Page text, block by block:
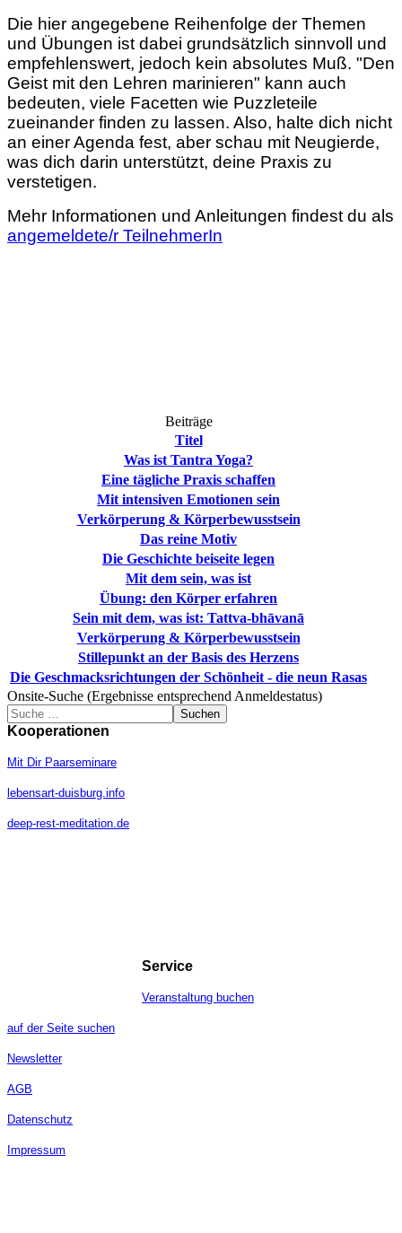
Die hier angegebene Reihenfolge der Themen
und Übungen ist dabei grundsätzlich sinnvoll und
empfehlenswert, jedoch kein absolutes Muß. "Den
Geist mit den Lehren marinieren" kann auch
bedeuten, viele Facetten wie Puzzleteile
zueinander finden zu lassen. Also, halte dich nicht
an einer Agenda fest, aber schau mit Neugierde,
was dich darin unterstützt, deine Praxis zu
verstetigen.
Mehr Informationen und Anleitungen findest du als
angemeldete/r TeilnehmerIn
Beiträge
Titel
Was ist Tantra Yoga?
Eine tägliche Praxis schaffen
Mit intensiven Emotionen sein
Verkörperung & Körperbewusstsein
Das reine Motiv
Die Geschichte beiseite legen
Mit dem sein, was ist
Übung: den Körper erfahren
Sein mit dem, was ist: Tattva-bhāvanā
Verkörperung & Körperbewusstsein
Stillepunkt an der Basis des Herzens
Die Geschmacksrichtungen der Schönheit - die neun Rasas
Onsite-Suche (Ergebnisse entsprechend Anmeldestatus)
Suchen
Kooperationen
Mit Dir Paarseminare
lebensart-duisburg.info
deep-rest-meditation.de
Service
Veranstaltung buchen
auf der Seite suchen
Newsletter
AGB
Datenschutz
Impressum